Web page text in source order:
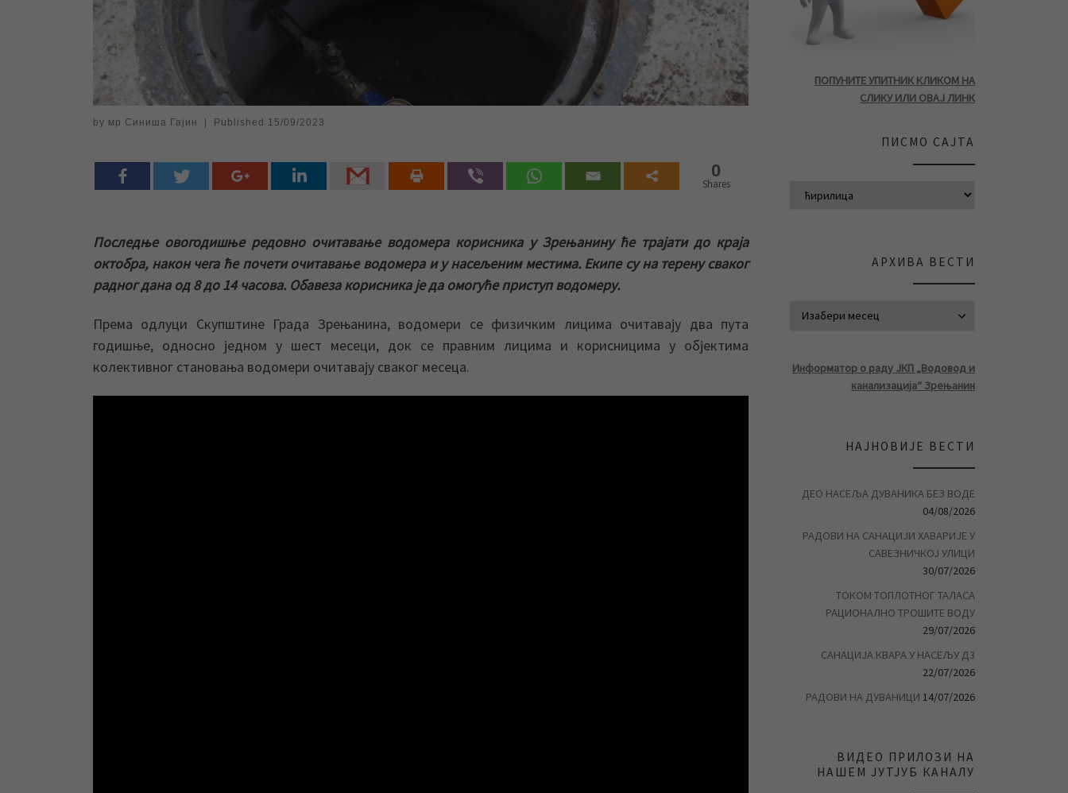
by мр Синиша Гајин Published 15/09/2023
0
Shares
Последње овогодишње редовно очитавање водомера корисника у Зрењанину ће трајати до краја
октобра, након чега ће почети очитавање водомера и у насељеним местима. Екипе су на терену сваког
радног дана од 8 до 14 часова. Обавеза корисника је да омогуће приступ водомеру.
Према одлуци Скупштине Града Зрењанина, водомери се физичким лицима очитавају два пута
годишње, односно једном у шест месеци, док се правним лицима и корисницима у објектима
колективног становања водомери очитавају сваког месеца.
ПОПУНИТЕ УПИТНИК КЛИКОМ НА
СЛИКУ ИЛИ ОВАЈ ЛИНК
ПИСМО САЈТА
АРХИВА ВЕСТИ
Информатор о раду ЈКП „Водовод и
канализација“ Зрењанин
НАЈНОВИЈЕ ВЕСТИ
ДЕО НАСЕЉА ДУВАНИКА БЕЗ ВОДЕ
04/08/2026
РАДОВИ НА САНАЦИЈИ ХАВАРИЈЕ У
САВЕЗНИЧКОЈ УЛИЦИ
30/07/2026
ТОКОМ ТОПЛОТНОГ ТАЛАСА
РАЦИОНАЛНО ТРОШИТЕ ВОДУ
29/07/2026
САНАЦИЈА КВАРА У НАСЕЉУ Д3
22/07/2026
РАДОВИ НА ДУВАНИЦИ 14/07/2026
ВИДЕО ПРИЛОЗИ НА
НАШЕМ ЈУТЈУБ КАНАЛУ